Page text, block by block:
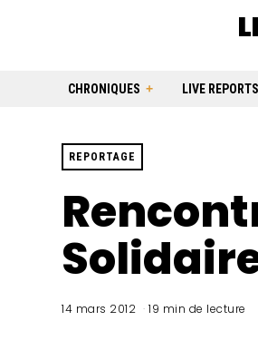
CHRONIQUES LIVE REPORTS
REPORTAGE
14 mars 2012 19 min de lecture